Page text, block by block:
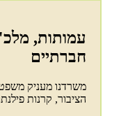
עמותות,
חברתיים
משרדנו מעניק
הציבור, קרנות